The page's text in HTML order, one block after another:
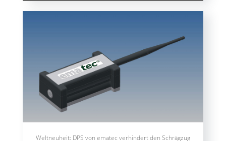
Weltneuheit: DPS von ematec verhindert den Schrägzug